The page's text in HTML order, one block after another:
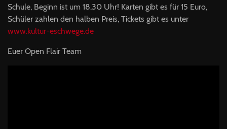
Schule, Beginn ist um 18.30 Uhr! Karten gibt es für 15 Euro,
Schüler zahlen den halben Preis, Tickets gibt es unter
www.kultur-eschwege.de
Euer Open Flair Team